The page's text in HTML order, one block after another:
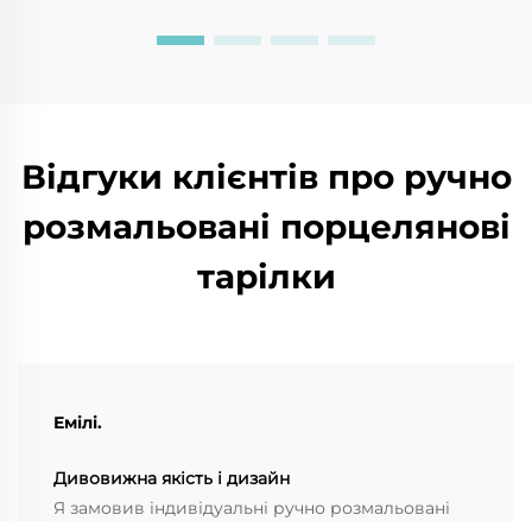
Відгуки клієнтів про ручно
розмальовані порцелянові
тарілки
Емілі.
Дивовижна якість і дизайн
Я замовив індивідуальні ручно розмальовані